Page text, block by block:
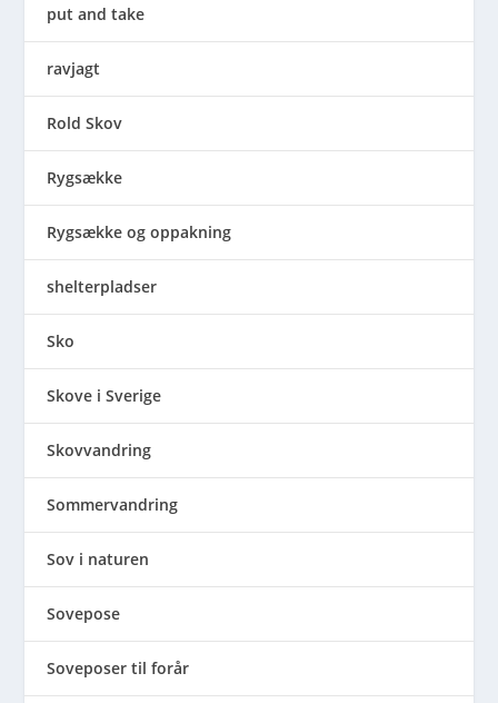
put and take
ravjagt
Rold Skov
Rygsække
Rygsække og oppakning
shelterpladser
Sko
Skove i Sverige
Skovvandring
Sommervandring
Sov i naturen
Sovepose
Soveposer til forår